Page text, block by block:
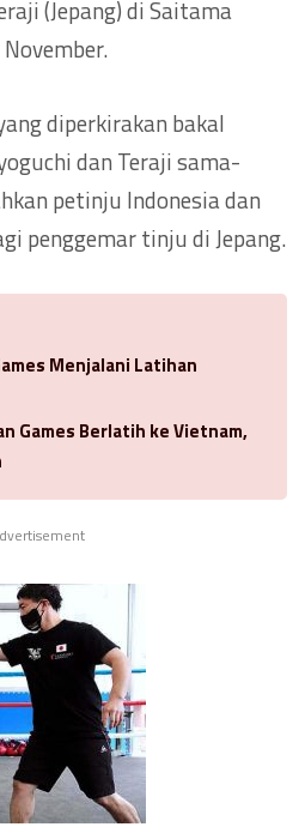
(Jepang) di Saitama
diperkirakan bakal
dan Teraji sama-
petinju Indonesia dan
penggemar tinju di Jepang.
Menjalani Latihan
Games Berlatih ke Vietnam,